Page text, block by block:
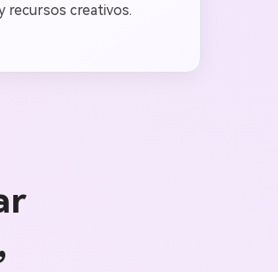
recursos creativos.